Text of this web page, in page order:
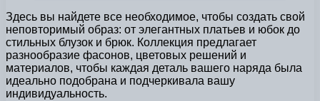
Здесь вы найдете все необходимое, чтобы создать свой
неповторимый образ: от элегантных платьев и юбок до
стильных блузок и брюк. Коллекция предлагает
разнообразие фасонов, цветовых решений и
материалов, чтобы каждая деталь вашего наряда была
идеально подобрана и подчеркивала вашу
индивидуальность.